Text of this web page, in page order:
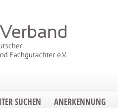
SUCHEN ANERKENNUNG